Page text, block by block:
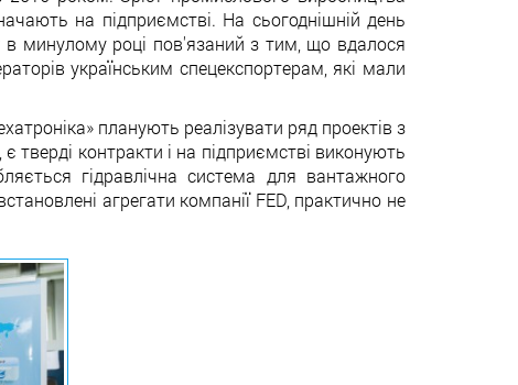
на підприємстві. На сьогоднішній день
в минулому році пов'язаний з тим, що вдалося
українським спецекспортерам, які мали
планують реалізувати ряд проектів з
тверді контракти і на підприємстві виконують
гідравлічна система для вантажного
агрегати компанії FED, практично не